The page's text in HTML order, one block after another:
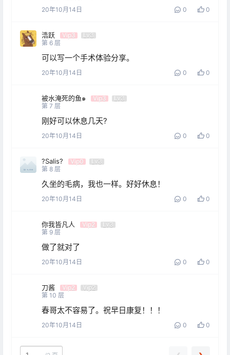
20年10月14日 0 0
浩跃 Vip3
Lv3
第 6 层
可以写一个手术体验分享。
20年10月14日 0 0
被水淹死的鱼๑ Vip3
Lv3
第 7 层
刚好可以休息几天?
20年10月14日 0 0
?Salis? Vip0
Lv3
第 8 层
久坐的毛病，我也一样。好好休息！
20年10月14日 0 0
你我皆凡人 Vip2
Lv3
第 9 层
做了就对了
20年10月14日 0 0
刀酱 Vip2
Vip2
第 10 层
春哥太不容易了。祝早日康复！！！
20年10月14日 0 0